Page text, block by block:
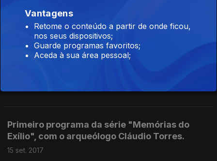
Segundo episódio da série "Memórias do
Primeiro programa da série "Memórias do
Exílio", com o arqueólogo Cláudio Torres.
15 set. 2017
Vantagens
Retome o conteúdo a partir de onde ficou,
nos seus dispositivos;
Guarde programas favoritos;
Aceda à sua área pessoal;